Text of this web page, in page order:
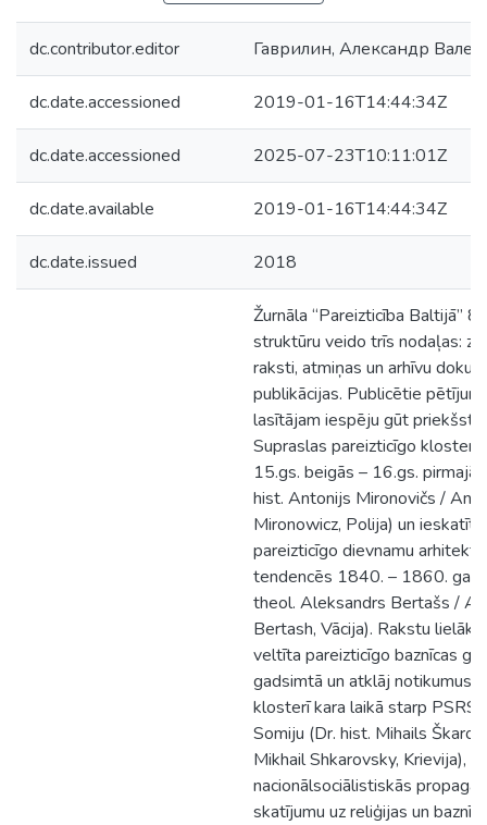
dc.contributor.editor Гаврилин, Александр
dc.date.accessioned 2019-01-16T14:44:34Z
dc.date.accessioned 2025-07-23T10:11:01Z
dc.date.available 2019-01-16T14:44:34Z
dc.date.issued 2018
Žurnāla “Pareizticība Baltijā” 8.
struktūru veido trīs nodaļas:
raksti, atmiņas un arhīvu
publikācijas. Publicētie
lasītājam iespēju gūt
Supraslas pareizticīgo klosteri
15.gs. beigās – 16.gs. pirmajā
hist. Antonijs Mironovičs /
Mironowicz, Polija) un
pareizticīgo dievnamu
tendencēs 1840. – 1860.
theol. Aleksandrs Bertašs /
Bertash, Vācija). Rakstu
veltīta pareizticīgo baznīcas
gadsimtā un atklāj notikumus
klosterī kara laikā starp PSRS
Somiju (Dr. hist. Mihails
Mikhail Shkarovsky, Krievija),
nacionālsociālistiskās
skatījumu uz reliģijas un